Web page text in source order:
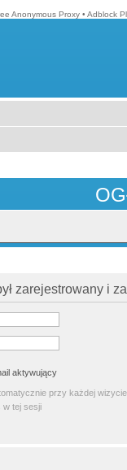
Anonymous Proxy • Adblock
zarejestrowany i
aktywujący
przy każdej wizycie
w tej sesji